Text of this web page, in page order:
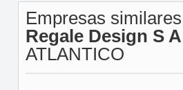
Empresas
Regale Design S
ATLANTICO